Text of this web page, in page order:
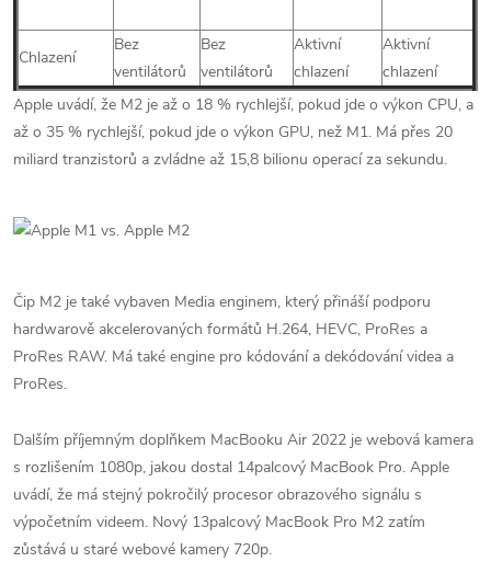
Chlazení
Bez
ventilátorů
Bez
ventilátorů
Aktivní
chlazení
Aktivní
chlazení
Apple uvádí, že M2 je až o 18 % rychlejší, pokud jde o výkon CPU, a
až o 35 % rychlejší, pokud jde o výkon GPU, než M1. Má přes 20
miliard tranzistorů a zvládne až 15,8 bilionu operací za sekundu.
Čip M2 je také vybaven Media enginem, který přináší podporu
hardwarově akcelerovaných formátů H.264, HEVC, ProRes a
ProRes RAW. Má také engine pro kódování a dekódování videa a
ProRes.
Dalším příjemným doplňkem MacBooku Air 2022 je webová kamera
s rozlišením 1080p, jakou dostal 14palcový MacBook Pro. Apple
uvádí, že má stejný pokročilý procesor obrazového signálu s
výpočetním videem. Nový 13palcový MacBook Pro M2 zatím
zůstává u staré webové kamery 720p.